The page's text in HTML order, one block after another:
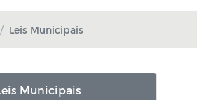
Leis Municipais
Municipais